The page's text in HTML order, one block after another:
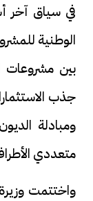
في سياق آخر
الوطنية
بين مشروعات
جذب
ومبادلة
متعددي
واختتمت